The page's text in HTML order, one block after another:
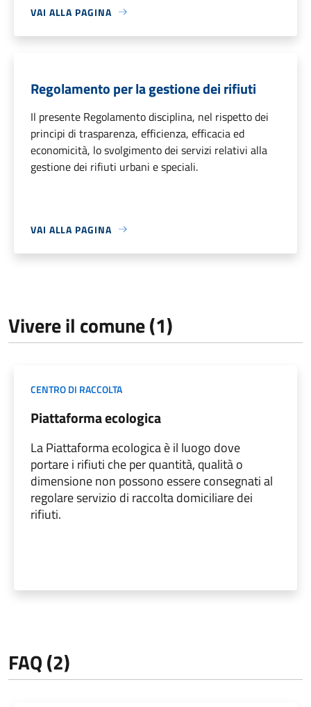
VAI ALLA PAGINA
Regolamento per la gestione dei rifiuti
Il presente Regolamento disciplina, nel rispetto dei
principi di trasparenza, efficienza, efficacia ed
economicità, lo svolgimento dei servizi relativi alla
gestione dei rifiuti urbani e speciali.
VAI ALLA PAGINA
Vivere il comune (1)
CENTRO DI RACCOLTA
Piattaforma ecologica
La Piattaforma ecologica è il luogo dove
portare i rifiuti che per quantità, qualità o
dimensione non possono essere consegnati al
regolare servizio di raccolta domiciliare dei
rifiuti.
FAQ (2)